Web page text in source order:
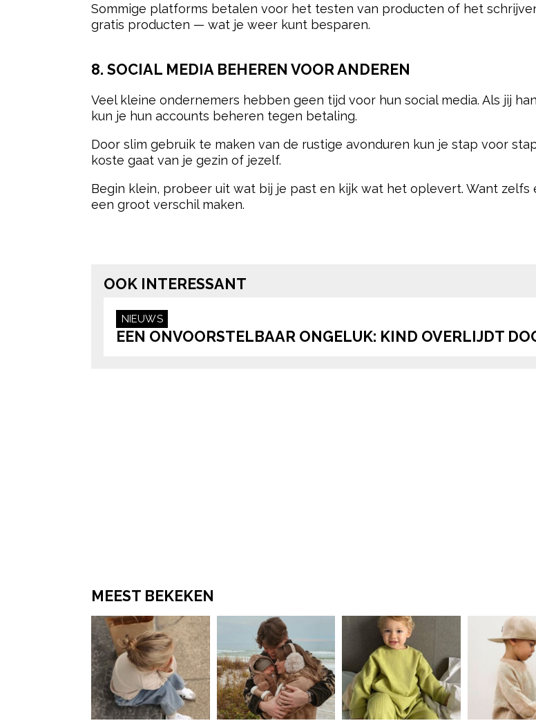
Sommige platforms betalen voor het testen van producten of het
gratis producten — wat je weer kunt besparen.
8. SOCIAL MEDIA BEHEREN VOOR ANDEREN
Veel kleine ondernemers hebben geen tijd voor hun social media. Als jij
kun je hun accounts beheren tegen betaling.
Door slim gebruik te maken van de rustige avonduren kun je stap voor
koste gaat van je gezin of jezelf.
Begin klein, probeer uit wat bij je past en kijk wat het oplevert. Want
een groot verschil maken.
OOK INTERESSANT
NIEUWS
EEN ONVOORSTELBAAR ONGELUK: KIND OVERLIJDT
MEEST BEKEKEN